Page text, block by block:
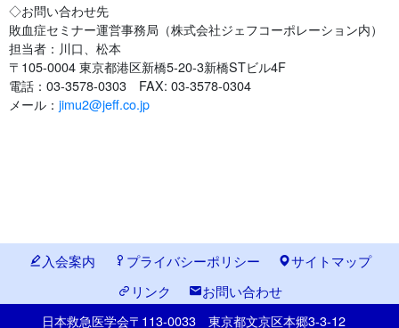
◇お問い合わせ先
敗血症セミナー運営事務局（株式会社ジェフコーポレーション内）
担当者：川口、松本
〒105-0004 東京都港区新橋5-20-3新橋STビル4F
電話：03-3578-0303 FAX: 03-3578-0304
メール： jimu2@jeff.co.jp
入会案内 プライバシーポリシー
サイトマップ
リンク
お問い合わせ
日本救急医学会〒113-0033 東京都文京区本郷3-3-12